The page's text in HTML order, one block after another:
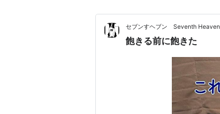
セブンすヘブン Seventh Heaven
飽きる前に飽きた